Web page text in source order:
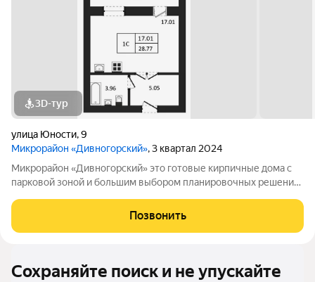
3D-тур
улица Юности,9
Микрорайон «Дивногорский», 3 квартал 2024
Микрорайон «Дивногорский» это готовые кирпичные дома с
парковой зоной и большим выбором планировочных решений.
с безопасным покрытием.
Позвонить
Сохраняйте поиск и не упускайте